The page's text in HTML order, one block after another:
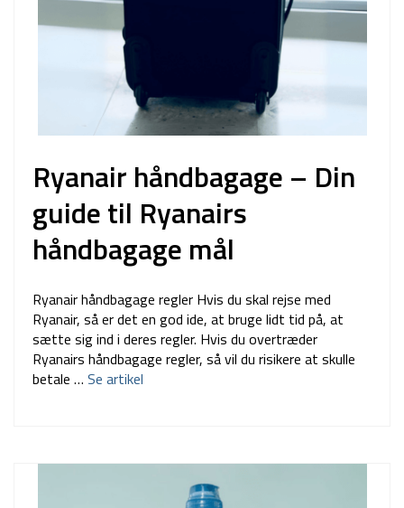
Ryanair håndbagage – Din
guide til Ryanairs
håndbagage mål
Ryanair håndbagage regler Hvis du skal rejse med
Ryanair, så er det en god ide, at bruge lidt tid på, at
sætte sig ind i deres regler. Hvis du overtræder
Ryanairs håndbagage regler, så vil du risikere at skulle
betale … Se artikel